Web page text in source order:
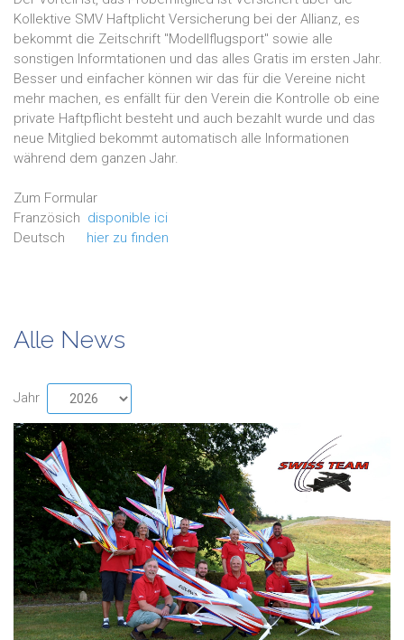
Kollektive SMV Haftplicht Versicherung bei der Allianz, es
bekommt die Zeitschrift "Modellflugsport" sowie alle
sonstigen Informtationen und das alles Gratis im ersten Jahr.
Besser und einfacher können wir das für die Vereine nicht
mehr machen, es enfällt für den Verein die Kontrolle ob eine
private Haftpflicht besteht und auch bezahlt wurde und das
neue Mitglied bekommt automatisch alle Informationen
während dem ganzen Jahr.
Zum Formular
Französich disponible ici
Deutsch hier zu finden
Alle News
Jahr